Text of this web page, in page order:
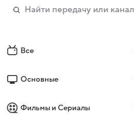
Все
Основные
Фильмы и Сериалы